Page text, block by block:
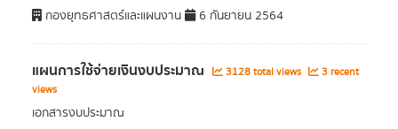
กองยุทธศาสตร์และแผนงาน
6 กันยายน 2564
แผนการใช้จ่ายเงินงบประมาณ 3128 total views
3 recent
views
เอกสารงบประมาณ